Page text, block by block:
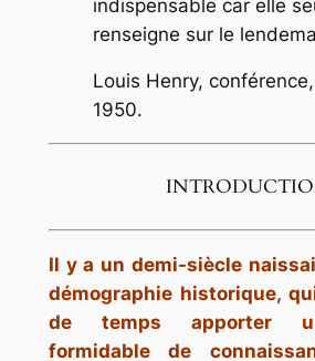
indispensable car elle
renseigne sur le
Louis Henry,
1950.
Il y a un demi-siècle
démographie historique,
de temps apporter
formidable de